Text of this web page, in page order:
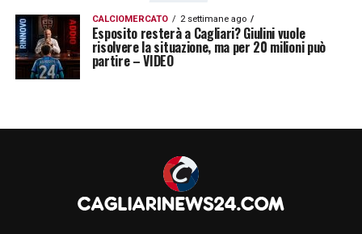
CALCIOMERCATO 2 settimane ago
Esposito resterà a Cagliari? Giulini vuole
risolvere la situazione, ma per 20 milioni può
partire – VIDEO